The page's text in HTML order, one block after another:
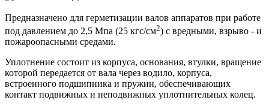
Предназначено для герметизации валов аппаратов при работе
под давлением до 2,5 Мпа (25 кгс/см2) с вредными, взрыво - и
пожароопасными средами.
Уплотнение состоит из корпуса, основания, втулки, вращение
которой передается от вала через водило, корпуса,
встроенного подшипника и пружин, обеспечивающих
контакт подвижных и неподвижных уплотнительных колец.